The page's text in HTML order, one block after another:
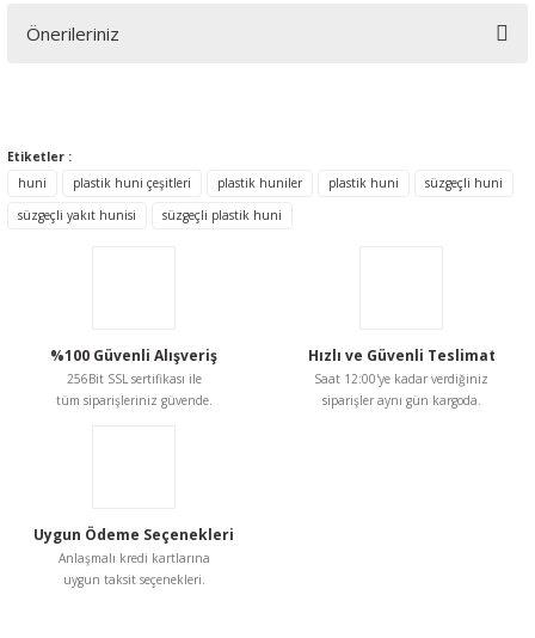
Önerileriniz
Görüş ve önerileriniz için teşekkür ederiz.
Ürün resmi kalitesiz, bozuk veya görüntülenemiyor.
Bu ürüne benzer farklı alternatifler olmalı.
Etiketler :
huni
plastik huni çeşitleri plastik huniler plastik huni
süzgeçli huni
süzgeçli yakıt hunisi
süzgeçli plastik huni
%100 Güvenli Alışveriş
256Bit SSL sertifikası ile
tüm siparişleriniz güvende.
Hızlı ve Güvenli Teslimat
Saat 12:00'ye kadar verdiğiniz
siparişler aynı gün kargoda.
Uygun Ödeme Seçenekleri
Anlaşmalı kredi kartlarına
uygun taksit seçenekleri.